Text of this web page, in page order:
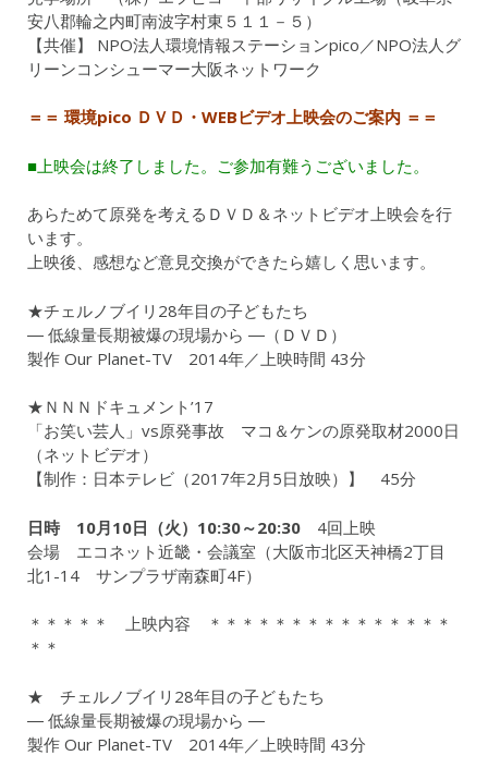
安八郡輪之内町南波字村東５１１－５）
【共催】 NPO法人環境情報ステーションpico／NPO法人グ
リーンコンシューマー大阪ネットワーク
＝＝ 環境pico ＤＶＤ・WEBビデオ上映会のご案内 ＝＝
■上映会は終了しました。ご参加有難うございました。
あらためて原発を考えるＤＶＤ＆ネットビデオ上映会を行
います。
上映後、感想など意見交換ができたら嬉しく思います。
★チェルノブイリ28年目の子どもたち
― 低線量長期被爆の現場から ―（ＤＶＤ）
製作 Our Planet-TV 2014年／上映時間 43分
★ＮＮＮドキュメント’17
「お笑い芸人」vs原発事故 マコ＆ケンの原発取材2000日
（ネットビデオ）
【制作：日本テレビ（2017年2月5日放映）】 45分
日時 10月10日（火）10:30～20:30 4回上映
会場 エコネット近畿・会議室（大阪市北区天神橋2丁目
北1-14 サンプラザ南森町4F）
＊＊＊＊＊ 上映内容 ＊＊＊＊＊＊＊＊＊＊＊＊＊＊＊
＊＊
★ チェルノブイリ28年目の子どもたち
― 低線量長期被爆の現場から ―
製作 Our Planet-TV 2014年／上映時間 43分